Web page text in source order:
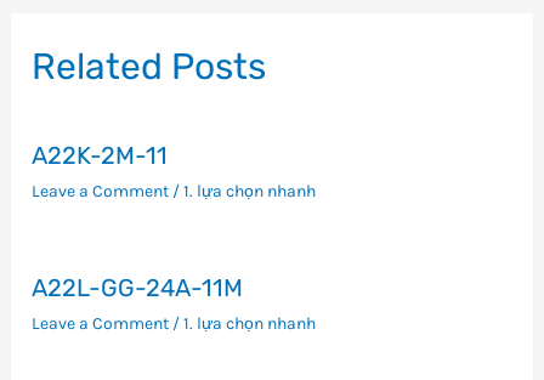
viết
Related Posts
A22K-2M-11
Leave a Comment /1. lựa chọn nhanh
A22L-GG-24A-11M
Leave a Comment /1. lựa chọn nhanh